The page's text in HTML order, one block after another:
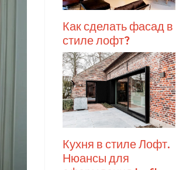
Как сделать фасад в
стиле лофт?
Кухня в стиле Лофт.
Нюансы для